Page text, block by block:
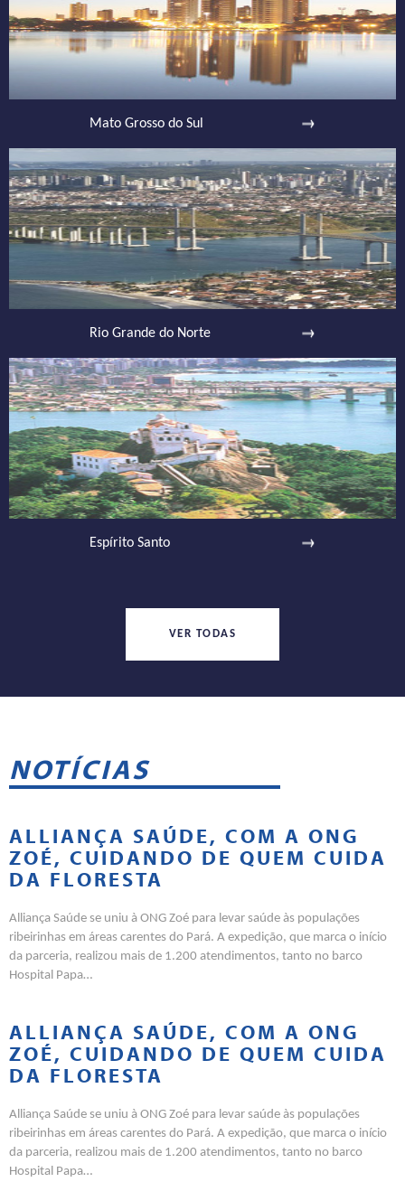
Mato Grosso do Sul
Rio Grande do Norte
Espírito Santo
VER TODAS
NOTÍCIAS
ALLIANÇA SAÚDE, COM A ONG
ZOÉ, CUIDANDO DE QUEM CUIDA
DA FLORESTA
Alliança Saúde se uniu à ONG Zoé para levar saúde às populações
ribeirinhas em áreas carentes do Pará. A expedição, que marca o início
da parceria, realizou mais de 1.200 atendimentos, tanto no barco
Hospital Papa…
ALLIANÇA SAÚDE, COM A ONG
ZOÉ, CUIDANDO DE QUEM CUIDA
DA FLORESTA
Alliança Saúde se uniu à ONG Zoé para levar saúde às populações
ribeirinhas em áreas carentes do Pará. A expedição, que marca o início
da parceria, realizou mais de 1.200 atendimentos, tanto no barco
Hospital Papa…